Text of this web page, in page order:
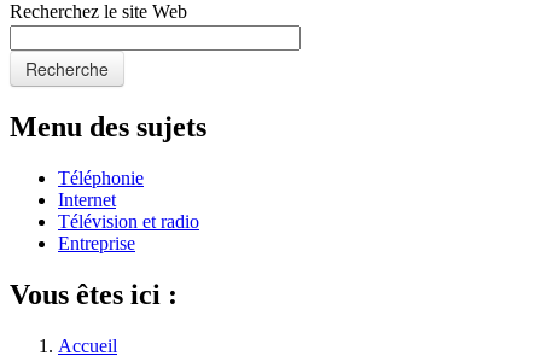
Recherchez le site Web
Recherche
Menu des sujets
Téléphonie
Internet
Télévision et radio
Entreprise
Vous êtes ici :
Accueil